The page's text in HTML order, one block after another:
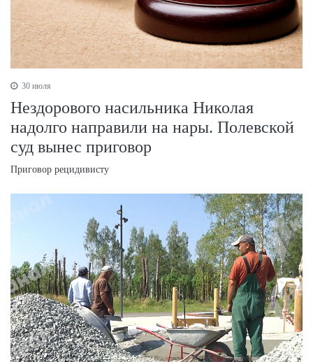
30 июля
Нездорового насильника Николая
надолго направили на нары. Полевской
суд вынес приговор
Приговор рецидивисту